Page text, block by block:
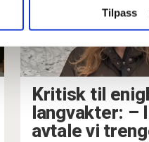
Tilpass
Kritisk til
langvakter: –
avtale vi